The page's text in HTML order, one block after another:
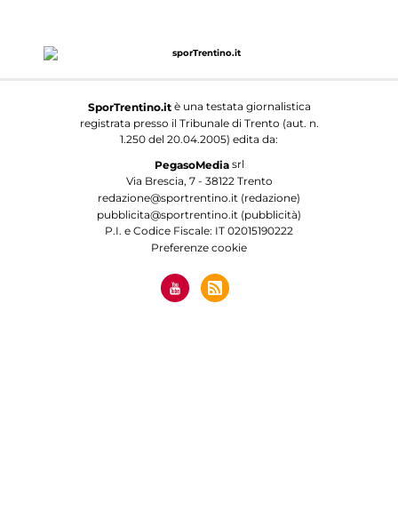
SporTrentino.itè una testata giornalistica
registrata presso il Tribunale di Trento (aut. n.
1.250 del 20.04.2005) edita da:
PegasoMediasrl
Via Brescia, 7 - 38122 Trento
redazione@sportrentino.it (redazione)
pubblicita@sportrentino.it (pubblicità)
P.I. e Codice Fiscale: IT 02015190222
Preferenze cookie